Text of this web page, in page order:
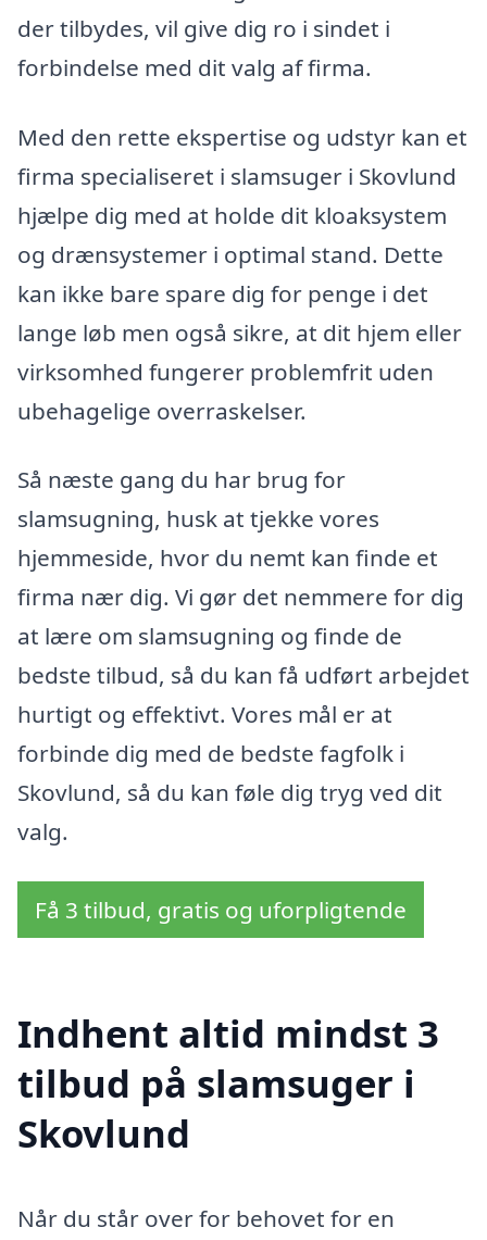
der tilbydes, vil give dig ro i sindet i
forbindelse med dit valg af firma.
Med den rette ekspertise og udstyr kan et
firma specialiseret i slamsuger i Skovlund
hjælpe dig med at holde dit kloaksystem
og drænsystemer i optimal stand. Dette
kan ikke bare spare dig for penge i det
lange løb men også sikre, at dit hjem eller
virksomhed fungerer problemfrit uden
ubehagelige overraskelser.
Så næste gang du har brug for
slamsugning, husk at tjekke vores
hjemmeside, hvor du nemt kan finde et
firma nær dig. Vi gør det nemmere for dig
at lære om slamsugning og finde de
bedste tilbud, så du kan få udført arbejdet
hurtigt og effektivt. Vores mål er at
forbinde dig med de bedste fagfolk i
Skovlund, så du kan føle dig tryg ved dit
valg.
Få 3 tilbud, gratis og uforpligtende
Indhent altid mindst 3
tilbud på slamsuger i
Skovlund
Når du står over for behovet for en